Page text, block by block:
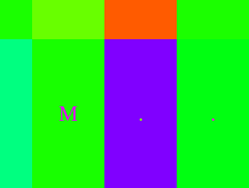
M . .